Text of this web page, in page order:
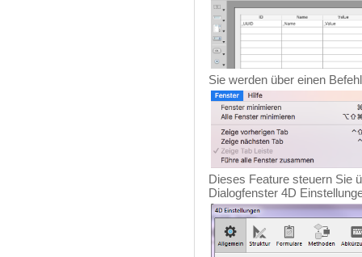
Sie werden über einen
Dieses Feature steuern Sie
Dialogfenster 4D